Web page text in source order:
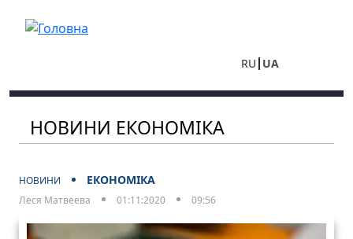
RU UA
НОВИНИ ЕКОНОМІКА
НОВИНИ ЕКОНОМІКА
Леся Матвеева 01:11:2020 09:56